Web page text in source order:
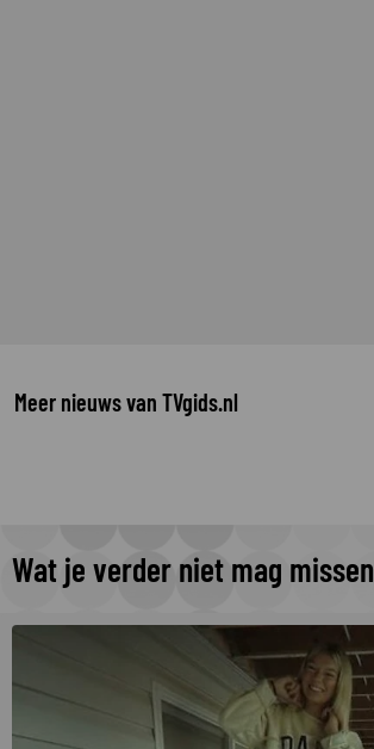
Meer nieuws van TVgids.nl
Wat je verder niet mag missen